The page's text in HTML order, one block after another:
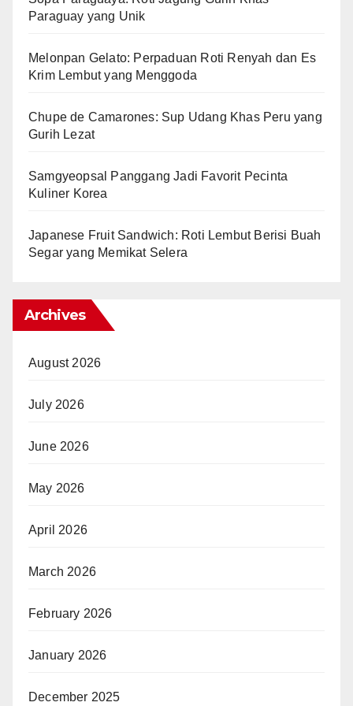
Paraguay yang Unik
Melonpan Gelato: Perpaduan Roti Renyah dan Es
Krim Lembut yang Menggoda
Chupe de Camarones: Sup Udang Khas Peru yang
Gurih Lezat
Samgyeopsal Panggang Jadi Favorit Pecinta
Kuliner Korea
Japanese Fruit Sandwich: Roti Lembut Berisi Buah
Segar yang Memikat Selera
Archives
August 2026
July 2026
June 2026
May 2026
April 2026
March 2026
February 2026
January 2026
December 2025